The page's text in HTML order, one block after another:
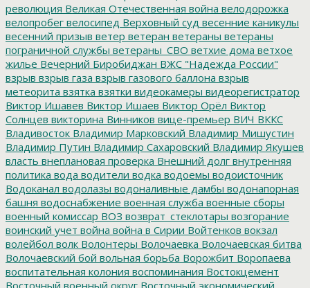
революция Великая Отечественная война велодорожка
велопробег велосипед Верховный суд весенние каникулы
весенний призыв ветер ветеран ветераны ветераны
пограничной службы ветераны_СВО ветхие дома ветхое
жилье Вечерний Биробиджан ВЖС "Надежда России"
взрыв взрыв газа взрыв газового баллона взрыв
метеорита взятка взятки видеокамеры видеорегистратор
Виктор Ишавев Виктор Ишаев Виктор Орёл Виктор
Солнцев викторина Винников вице-премьер ВИЧ ВККС
Владивосток Владимир Марковский Владимир Мишустин
Владимир Путин Владимир Сахаровский Владимир Якушев
власть внеплановая проверка Внешний долг внутренняя
политика вода водители водка водоемы водоисточник
Водоканал водолазы водоналивные дамбы водонапорная
башня водоснабжение военная служба военные сборы
военный комиссар ВОЗ возврат_стеклотары возгорание
воинский учет война война в Сирии Войтенков вокзал
волейбол волк Волонтеры Волочаевка Волочаевская битва
Волочаевский бой вольная борьба Ворожбит Воропаева
воспитательная колония воспоминания Востокцемент
Восточный военный округ Восточный экономический